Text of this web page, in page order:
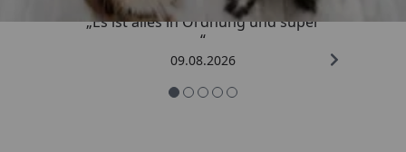
„Es ist alles in Ordnung und super
“
09.08.2026